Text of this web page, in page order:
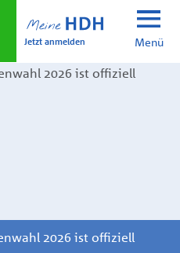
Jetzt anmelden Menü
2026 ist offiziell